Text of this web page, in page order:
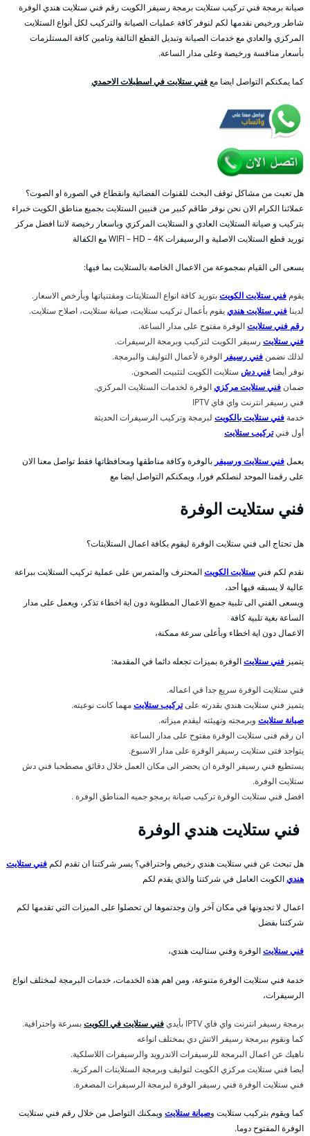
صيانة برمجة فني تركيب ستلايت برمجة رسيفر الكويت رقم فني ستلايت هندي الوفرة
شاطر ورخيص نقدمها لكم لنوفر كافة عمليات الصيانة والتركيب لكل أنواع الستلايت
المركزي والعادي مع خدمات الصيانة وتبديل القطع التالفة وتامين كافة المستلزمات
بأسعار منافسة ورخيصة وعلى مدار الساعة.
كما يمكنكم التواصل ايضا معفني ستلايت في اسطبلات الاحمدي
هل تعبت من مشاكل توقف البحث للقنوات الفضائية وانقطاع في الصورة او الصوت؟
عملائنا الكرام الان نحن نوفر طاقم كبير من فنيين الستلايت بجميع مناطق الكويت خبراء
بتركيب و صيانة الستلايت العادي و الستلايت المركزي وباسعار رخيصة لاننا افضل مركز
توريد قطع الستلايت الاصلية و الرسيفرات WIFI – HD – 4K مع الكفالة
يسعى الى القيام بمجموعة من الاعمال الخاصة بالستلايت بما فيها:
يقوم فني ستلايت الكويتبتوريد كافة انواع الستلايتات ومقتنياتها وبأرخص الاسعار.
لدينا فني ستلايت هندييقوم بأعمال تركيب ستلايت، صيانة ستلايت، اصلاح ستلايت.
رقم فني ستلايتالوفرة مفتوح على مدار الساعة.
فني ستلايت رسيفر الكويت لتركيب وبرمجة الرسيفرات.
لذلك نضمن فني رسيفر الوفرة لأعمال التوليف والبرمجة.
نوفر أيضا فني دش ستلايت الكويت لتثبيت الصحون.
ضمان فني ستلايت مركزيالوفرة لخدمات الستلايت المركزي.
فني رسيفر انترنت واي فاي IPTV
خدمة فني ستلايت بالكويت لبرمجة وتركيب الرسيفرات الحديثة
أول فنيتركيب ستلايت
يعملفني ستلايت ورسيفر بالوفرة وكافة مناطقها ومحافظاتها فقط تواصل معنا الان
على رقمنا الموحد لنصلكم فورا، ويمكنكم التواصل ايضا مع
فني ستلايت الوفرة
هل تحتاج الى فني ستلايت الوفرة ليقوم بكافة اعمال الستلايتات؟
نقدم لكم فنيستلايت الكويتالمحترف والمتمرس على عملية تركيب الستلايت ببراعة
عالية لا يسبقه فيها أحد،
ويسعى الفني الى تلبية جميع الاعمال المطلوبة دون اية اخطاء تذكر، ويعمل على مدار
الساعة بغية تلبية كافة
الاعمال دون اية اخطاء وبأعلى سرعة ممكنة،
يتميز فني ستلايتالوفرة بميزات تجعله دائما في المقدمة:
فني ستلايت الوفرة سريع جدا في اعماله.
يتميز فني ستلايت هندي بقدرته علىتركيب ستلايتمهما كانت نوعيته.
صيانة ستلايت وبرمجته وتهيئته ليقدم ميزاته.
ان رقم فنى ستلايت الوفرة مفتوح على مدار الساعة
يتواجد فتى ستلايت رسيفر الوفرة على مدار الاسبوع.
يستطيع فني رسيفر الوفرة ان يحضر الى مكان العمل خلال دقائق مصطحبا فني دش
ستلايت الوفرة.
افضل فني ستلايت الوفرة تركيب صيانة برمجو جميه المناطق الوفرة .
فني ستلايت هندي الوفرة
هل تبحث عن فني ستلايت هندي رخيص واحترافي؟ يسر شركتنا ان تقدم لكم فني ستلايت
هنديالكويت العامل في شركتنا والذي يقدم لكم
اعمال لا تجدونها في مكان آخر وان وجدتموها لن تحصلوا على الميزات التي تقدمها لكم
شركتنا بفضل
فني ستلايتالوفرة وفني ستاليت هندي،
خدمة فني ستلايت الوفرة متنوعة، ومن اهم هذه الخدمات، خدمات البرمجة لمختلف انواع
الرسيفرات،
برمجة رسيفر انترنت واي فاي IPTV بأيدي فني ستلايت في الكويتبسرعة واحترافية.
كما ونقوم ببرمجة رسيفر الاتش دي بمختلف انواعه
ناهيك عن اعمال البرمجة للرسيفرات الاندرويد والرسيفرات اللاسلكية.
أيضا فني ستلايت مركزي الكويت لتوليف وبرمجة الستلايتات المركزية.
فني ستلايت الوفرة فني رسيفر الوفرة لبرمجة الرسيفرات المصغرة.
كما ويقوم بتركيب ستلايت وصيانة ستلايت ويمكنك التواصل من خلال رقم فني ستلايت
الوفرة المفتوح دوما.